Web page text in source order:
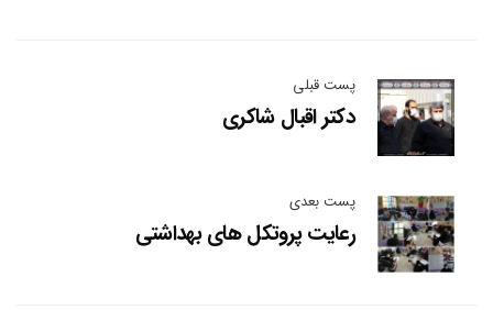
پست قبلی
دکتر اقبال شاکری
پست بعدی
رعایت پروتکل های بهداشتی